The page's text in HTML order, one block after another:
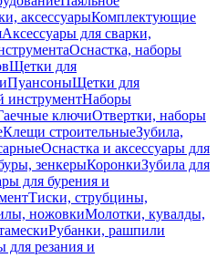
аксессуарыКомплектующие
Аксессуары для сварки,
Оснастка, наборы
Щетки для
ПуансоныЩетки для
инструментНаборы
ключиОтвертки, наборы
Клещи строительныеЗубила,
Оснастка и аксессуары для
зенкерыКоронкиЗубила для
для бурения и
Тиски, струбцины,
ножовкиМолотки, кувалды,
Рубанки, рашпили
для резания и